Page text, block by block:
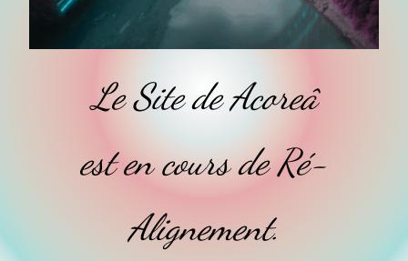
Le Site de Acoreâ
est en cours de Ré-
Alignement.